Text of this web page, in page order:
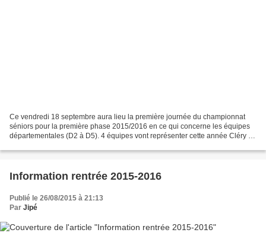
Ce vendredi 18 septembre aura lieu la première journée du championnat
séniors pour la première phase 2015/2016 en ce qui concerne les équipes
départementales (D2 à D5). 4 équipes vont représenter cette année Cléry au
Information rentrée 2015-2016
Publié le 26/08/2015 à 21:13
Par Jipé